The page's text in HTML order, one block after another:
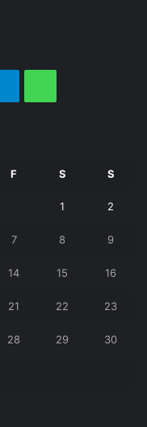
F S S
1 2
7 8 9
14 15 16
21 22 23
28 29 30